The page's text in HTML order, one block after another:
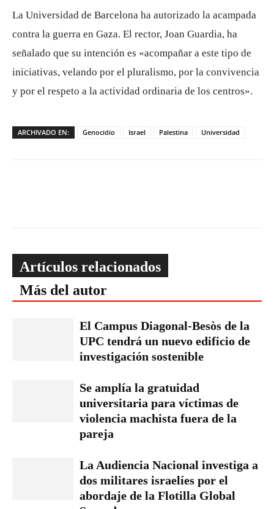
La Universidad de Barcelona ha autorizado la acampada
contra la guerra en Gaza. El rector, Joan Guardia, ha
señalado que su intención es «acompañar a este tipo de
iniciativas, velando por el pluralismo, por la convivencia
y por el respeto a la actividad ordinaria de los centros».
ARCHIVADO EN: Genocidio Israel Palestina Universidad
Artículos relacionados
Más del autor
El Campus Diagonal-Besòs de la
UPC tendrá un nuevo edificio de
investigación sostenible
Se amplía la gratuidad
universitaria para víctimas de
violencia machista fuera de la
pareja
La Audiencia Nacional investiga a
dos militares israelíes por el
abordaje de la Flotilla Global